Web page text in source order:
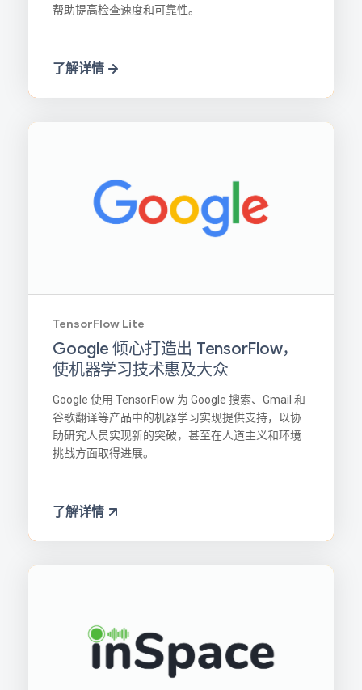
帮助提高检查速度和可靠性。
了解详情
TensorFlow Lite
Google 倾心打造出 TensorFlow，
使机器学习技术惠及大众
Google 使用 TensorFlow 为 Google 搜索、Gmail 和
谷歌翻译等产品中的机器学习实现提供支持，以协
助研究人员实现新的突破，甚至在人道主义和环境
挑战方面取得进展。
了解详情